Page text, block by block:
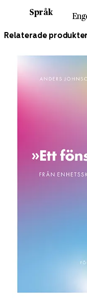
Språk
Relaterade produkter